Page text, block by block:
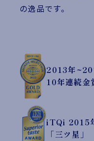
の逸品です。
2013年
10年連続金
iTQi 2015
「三ツ星」